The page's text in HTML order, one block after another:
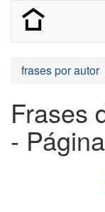
frases por autor
Frases
-